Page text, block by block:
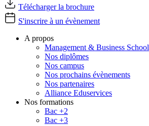
Télécharger la brochure
S'inscrire à un évènement
A propos
Management & Business School
Nos diplômes
Nos campus
Nos prochains évènements
Nos partenaires
Alliance Eduservices
Nos formations
Bac +2
Bac +3